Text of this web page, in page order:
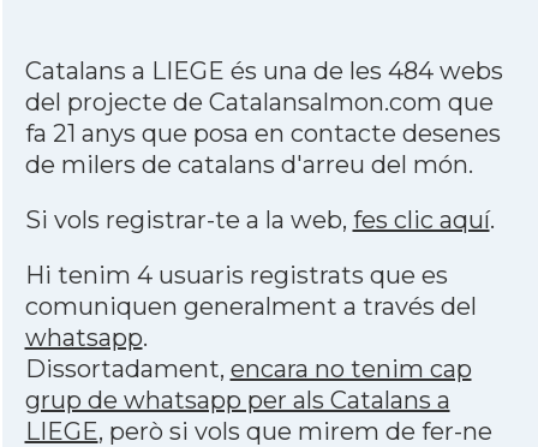
Catalans a LIEGE és una de les 484 webs
del projecte de Catalansalmon.com que
fa 21 anys que posa en contacte desenes
de milers de catalans d'arreu del món.
Si vols registrar-te a la web, fes clic aquí.
Hi tenim 4 usuaris registrats que es
comuniquen generalment a través del
whatsapp.
Dissortadament, encara no tenim cap
grup de whatsapp per als Catalans a
LIEGE, però si vols que mirem de fer-ne